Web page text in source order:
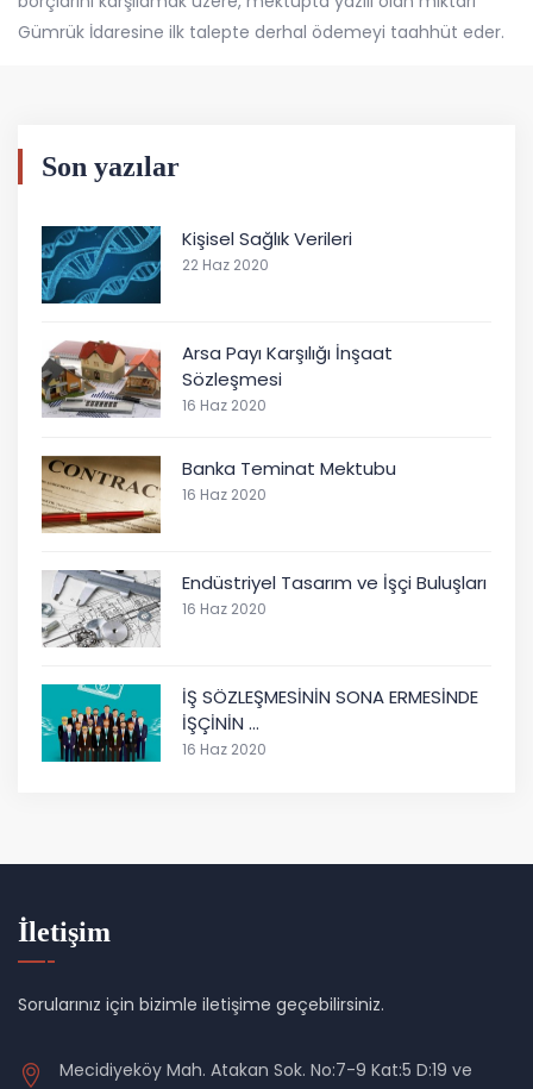
Gümrük İdaresine ilk talepte derhal ödemeyi taahhüt eder.
Son yazılar
Kişisel Sağlık Verileri
22 Haz 2020
Arsa Payı Karşılığı İnşaat
Sözleşmesi
16 Haz 2020
Banka Teminat Mektubu
16 Haz 2020
Endüstriyel Tasarım ve İşçi Buluşları
16 Haz 2020
İŞ SÖZLEŞMESİNİN SONA ERMESİNDE
İŞÇİNİN …
16 Haz 2020
İletişim
Sorularınız için bizimle iletişime geçebilirsiniz.
Mecidiyeköy Mah. Atakan Sok. No:7-9 Kat:5 D:19 ve